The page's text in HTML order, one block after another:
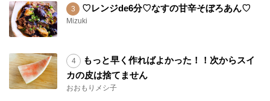
♡レンジde6分♡なすの甘辛そぼろあん♡
Mizuki
もっと早く作ればよかった！！次からスイ
カの皮は捨てません
おおもりメシ子